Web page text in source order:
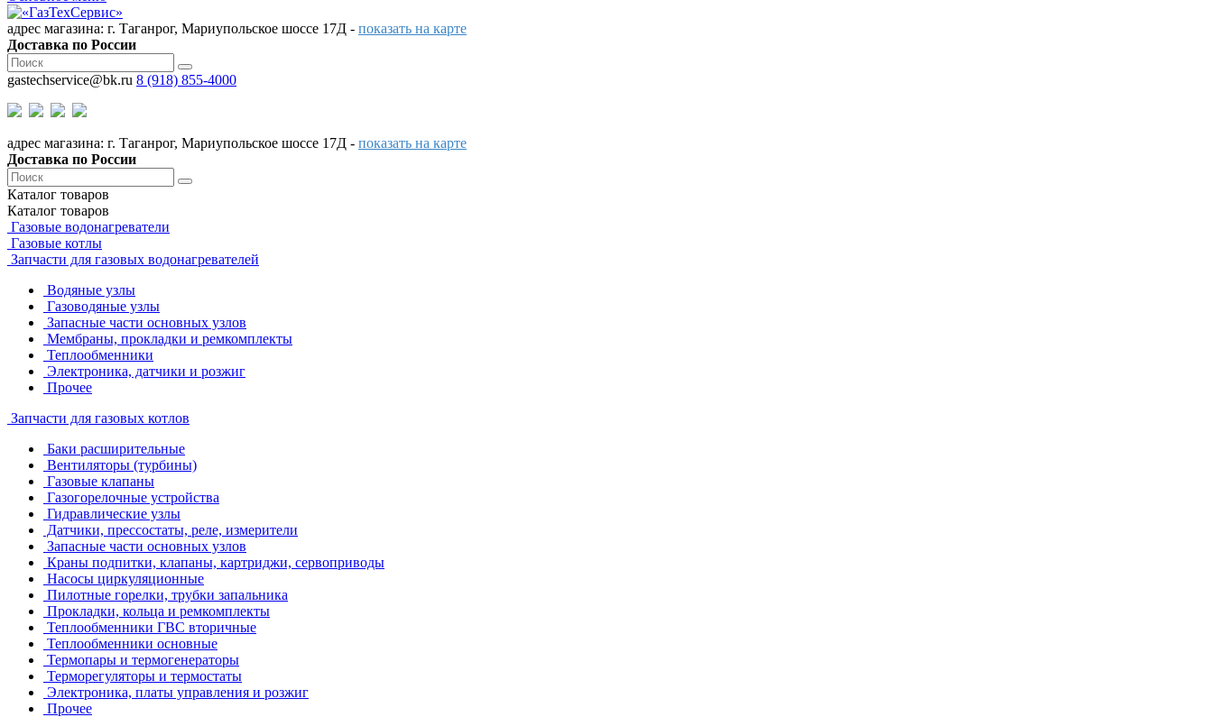
адрес магазина: г. Таганрог, Мариупольское шоссе 17Д - показать на карте
Доставка по России
gastechservice@bk.ru 8 (918) 855-4000
адрес магазина: г. Таганрог, Мариупольское шоссе 17Д - показать на карте
Доставка по России
Каталог товаров
Каталог товаров
Газовые водонагреватели
Газовые котлы
Запчасти для газовых водонагревателей
Водяные узлы
Газоводяные узлы
Запасные части основных узлов
Мембраны, прокладки и ремкомплекты
Теплообменники
Электроника, датчики и розжиг
Прочее
Запчасти для газовых котлов
Баки расширительные
Вентиляторы (турбины)
Газовые клапаны
Газогорелочные устройства
Гидравлические узлы
Датчики, прессостаты, реле, измерители
Запасные части основных узлов
Краны подпитки, клапаны, картриджи, сервоприводы
Насосы циркуляционные
Пилотные горелки, трубки запальника
Прокладки, кольца и ремкомплекты
Теплообменники ГВС вторичные
Теплообменники основные
Термопары и термогенераторы
Терморегуляторы и термостаты
Электроника, платы управления и розжиг
Прочее